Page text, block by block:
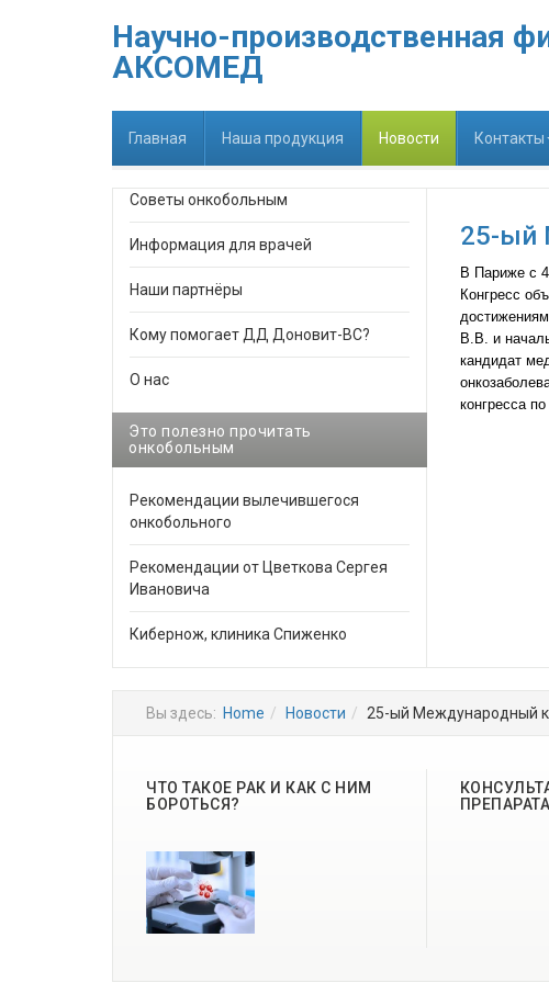
Научно-производственная
АКСОМЕД
Главная Наша продукция Новости Контакты
25-ый
В Париже с
Конгресс
В.В. и
кандидат
конгресса
Советы онкобольным
Информация для врачей
Наши партнёры
Кому помогает ДД Доновит-ВС?
О нас
Это полезно прочитать
онкобольным
Рекомендации вылечившегося
онкобольного
Рекомендации от Цветкова Сергея
Ивановича
Кибернож, клиника Спиженко
Вы здесь: Home Новости 25-ый Международный
ЧТО ТАКОЕ РАК И КАК С НИМ
БОРОТЬСЯ?